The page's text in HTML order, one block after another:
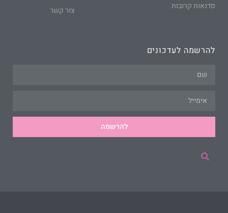
סדנאות קרובות
צור קשר
להרשמה לעדכונים
להרשמה